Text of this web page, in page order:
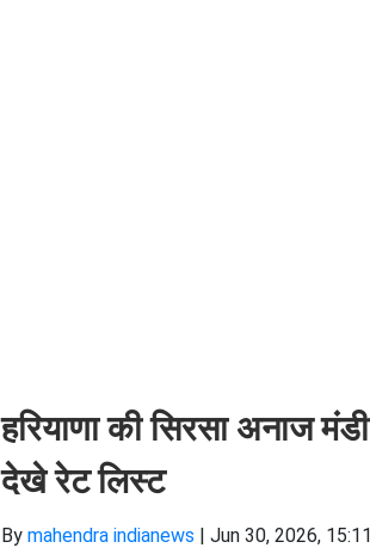
हरियाणा की सिरसा अनाज
देखे रेट लिस्ट
By mahendra indianews | Jun 30, 2026,